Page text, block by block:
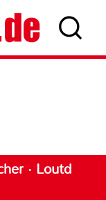
· Loutd